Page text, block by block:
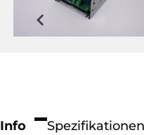
Info
Spezifikationen